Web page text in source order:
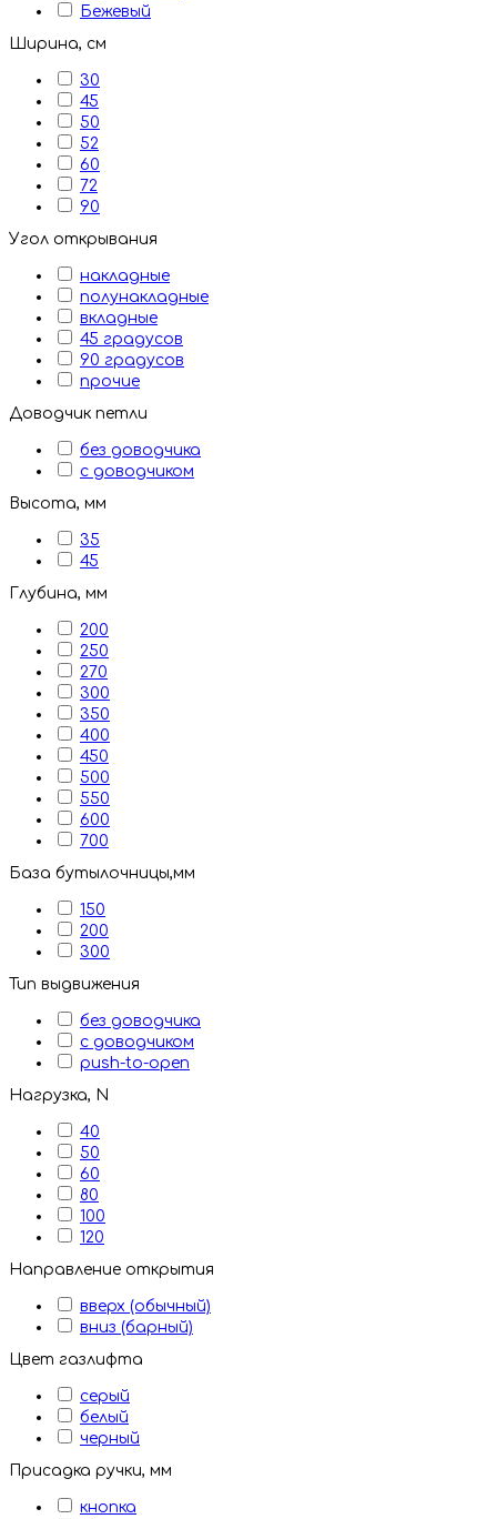
Бежевый
Ширина, см
30
45
50
52
60
72
90
Угол открывания
накладные
полунакладные
вкладные
45 градусов
90 градусов
прочие
Доводчик петли
без доводчика
с доводчиком
Высота, мм
35
45
Глубина, мм
200
250
270
300
350
400
450
500
550
600
700
База бутылочницы,мм
150
200
300
Тип выдвижения
без доводчика
с доводчиком
push-to-open
Нагрузка, N
40
50
60
80
100
120
Направление открытия
вверх (обычный)
вниз (барный)
Цвет газлифта
серый
белый
черный
Присадка ручки, мм
кнопка